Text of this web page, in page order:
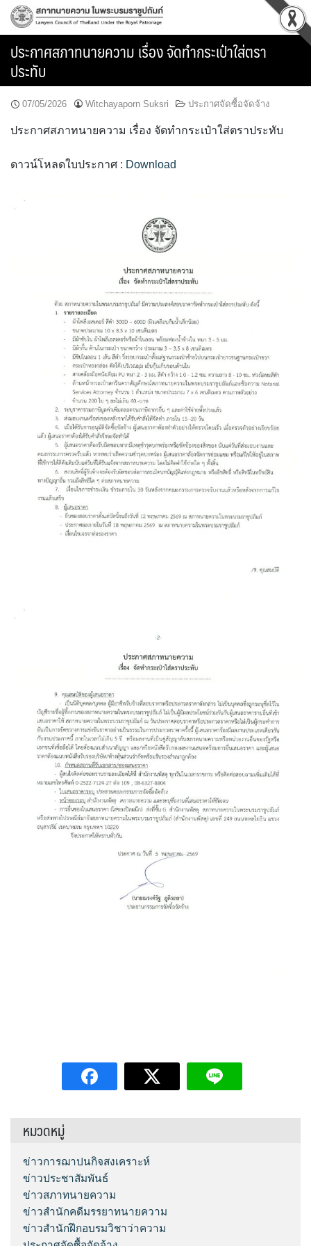
Skip
ประกาศสภาทนายความ เรื่อง จัดทำกระเป๋าใส่ตรา
ประทับ
07/05/2026 Witchayaporn Suksri ประกาศจัดซื้อจัดจ้าง
ประกาศสภาทนายความ เรื่อง จัดทำกระเป๋าใส่ตราประทับ
ดาวน์โหลดใบประกาศ : Download
หมวดหมู่
ข่าวการฌาปนกิจสงเคราะห์
ข่าวประชาสัมพันธ์
ข่าวสภาทนายความ
ข่าวสำนักคดีมรรยาทนายความ
ข่าวสำนักฝึกอบรมวิชาว่าความ